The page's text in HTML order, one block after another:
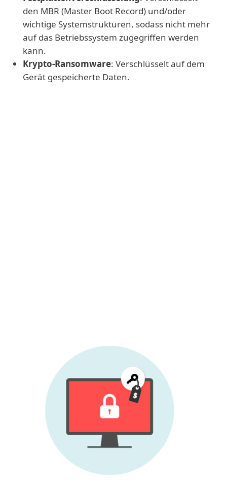
den MBR (Master Boot Record) und/oder
wichtige Systemstrukturen, sodass nicht mehr
auf das Betriebssystem zugegriffen werden
kann.
Krypto-Ransomware: Verschlüsselt auf dem
Gerät gespeicherte Daten.